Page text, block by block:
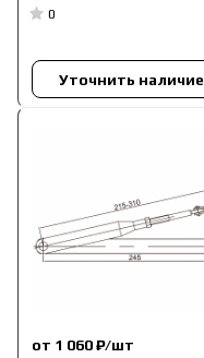
0
Уточнить наличие
от 1 060 ₽/шт